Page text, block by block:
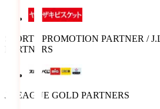
SPORTS PROMOTION PARTNER /
PARTNERS
J.LEAGUE GOLD PARTNERS